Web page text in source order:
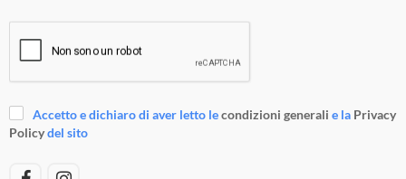
Accetto e dichiaro di aver letto lecondizioni generali e la Privacy
Policydel sito